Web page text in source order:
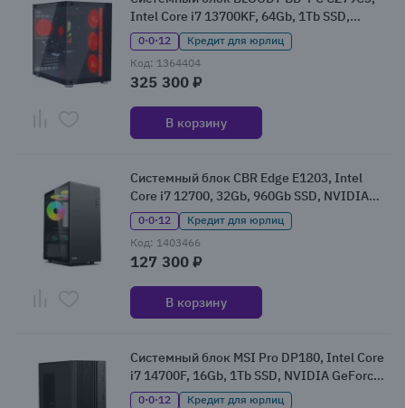
Intel Core i7 13700KF, 64Gb, 1Tb SSD,
NVIDIA GeForce RTX 5080, W11 (2086027)
0·0·12
Кредит для юрлиц
Код: 1364404
325 300 ₽
В корзину
Системный блок CBR Edge E1203, Intel
Core i7 12700, 32Gb, 960Gb SSD, NVIDIA
GeForce RTX 3060, Без ОС (CBR-E1203-i7-
12700-ARH610-2x16-SSD960)
0·0·12
Кредит для юрлиц
Код: 1403466
127 300 ₽
В корзину
Системный блок MSI Pro DP180, Intel Core
i7 14700F, 16Gb, 1Tb SSD, NVIDIA GeForce
RTX 5060, Без ОС (9S6-B0A741-1281)
0·0·12
Кредит для юрлиц